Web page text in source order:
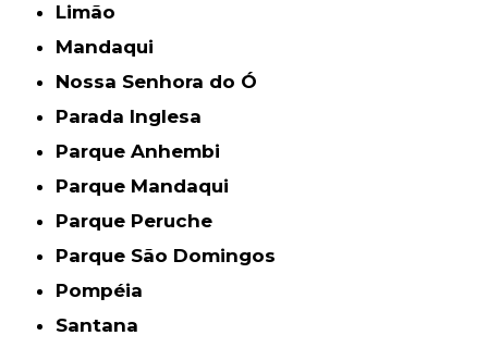
Limão
Mandaqui
Nossa Senhora do Ó
Parada Inglesa
Parque Anhembi
Parque Mandaqui
Parque Peruche
Parque São Domingos
Pompéia
Santana